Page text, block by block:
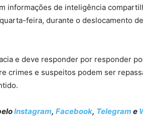
informações de inteligência
feira, durante o deslocamento
e deve responder por responder
crimes e suspeitos podem ser
Instagram, Facebook, Telegram e